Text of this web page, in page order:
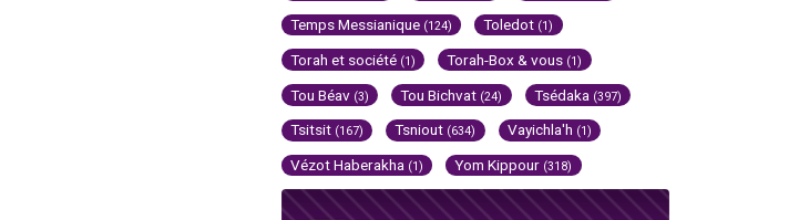
Temps Messianique (124) Toledot (1)
Torah et société (1) Torah-Box & vous (1)
Tou Béav (3) Tou Bichvat (24) Tsédaka (397)
Tsitsit (167) Tsniout (634) Vayichla'h (1)
Vézot Haberakha (1) Yom Kippour (318)